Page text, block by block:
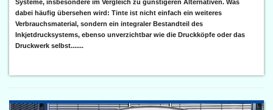
Systeme, insbesondere im Vergleich zu günstigeren Alternativen. Was
dabei häufig übersehen wird: Tinte ist nicht einfach ein weiteres
Verbrauchsmaterial, sondern ein integraler Bestandteil des
Inkjetdrucksystems, ebenso unverzichtbar wie die Druckköpfe oder das
Druckwerk selbst.......